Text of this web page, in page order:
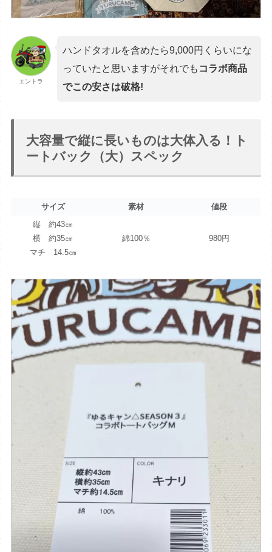
エントラ
ハンドタオルを含めたら9,000円くらいにな
っていたと思いますがそれでも コラボ商品
でこの安さは破格!
大容量で縦に長いものは大体入る！ト
ートバック（大）スペック
サイズ 素材
値段
縦 約43㎝
横 約35㎝
マチ 14.5㎝
綿100％ 980円